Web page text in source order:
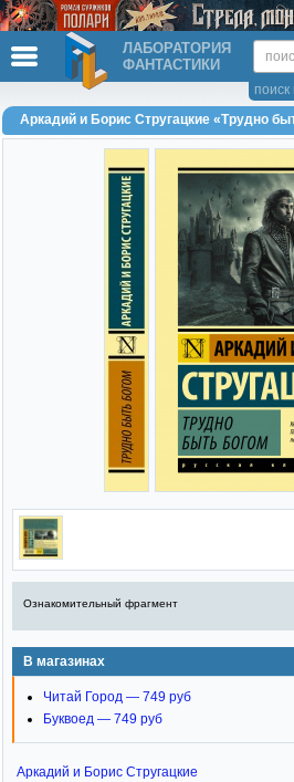
ЛАБОРАТОРИЯ
ФАНТАСТИКИ
Аркадий и Борис Стругацкие «Трудно
Ознакомительный фрагмент
В магазинах
Читай Город — 749 руб
Буквоед — 749 руб
Аркадий и Борис Стругацкие